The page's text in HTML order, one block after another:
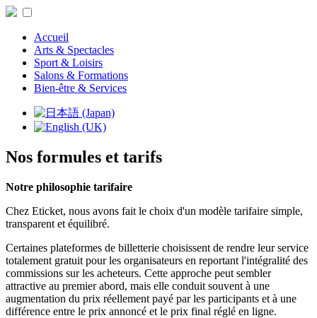
Accueil
Arts & Spectacles
Sport & Loisirs
Salons & Formations
Bien-être & Services
Nos formules et tarifs
Notre philosophie tarifaire
Chez Eticket, nous avons fait le choix d'un modèle tarifaire simple,
transparent et équilibré.
Certaines plateformes de billetterie choisissent de rendre leur service
totalement gratuit pour les organisateurs en reportant l'intégralité des
commissions sur les acheteurs. Cette approche peut sembler
attractive au premier abord, mais elle conduit souvent à une
augmentation du prix réellement payé par les participants et à une
différence entre le prix annoncé et le prix final réglé en ligne.